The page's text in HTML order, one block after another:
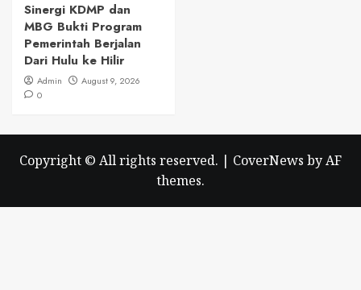
Sinergi KDMP dan
MBG Bukti Program
Pemerintah Berjalan
Dari Hulu ke Hilir
Admin
August 9, 2026
0
Copyright © All rights reserved. | CoverNews by AF
themes.